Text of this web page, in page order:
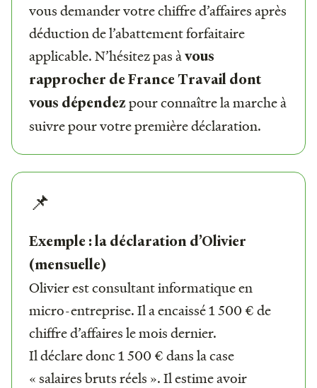
vous demander votre chiffre d’affaires après
déduction de l’abattement forfaitaire
applicable. N’hésitez pas àvous
rapprocher de France Travail dont
vous dépendezpour connaître la marche à
suivre pour votre première déclaration.
📌
Exemple : la déclaration d’Olivier
(mensuelle)
Olivier est consultant informatique en
micro-entreprise. Il a encaissé 1 500 € de
chiffre d’affaires le mois dernier.
Il déclare donc 1 500 € dans la case
« salaires bruts réels ». Il estime avoir